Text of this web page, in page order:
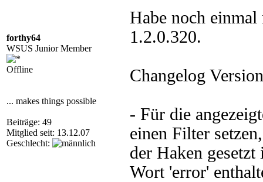
forthy64
WSUS Junior Member
Offline
... makes things possible
Beiträge: 49
Mitglied seit: 13.12.07
Geschlecht:
Habe noch
1.2.0.320.
Changelog
- Für die
einen Filter
der Haken
Wort 'error'